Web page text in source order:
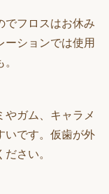
でフロスはお休み
ーションでは使用
やガム、キャラメ
いです。仮歯が外
さい。